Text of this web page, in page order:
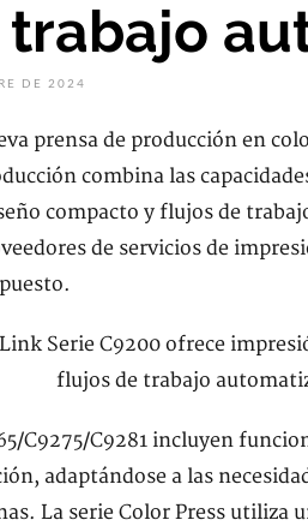
DE 2024
prensa de producción en
combina las
compacto y flujos de
de servicios de
C9275/C9281 incluyen
adaptándose a las
La serie Color Press utiliza